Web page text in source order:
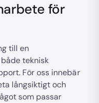
för
till en
teknisk
För oss innebär
långsiktigt och
som passar